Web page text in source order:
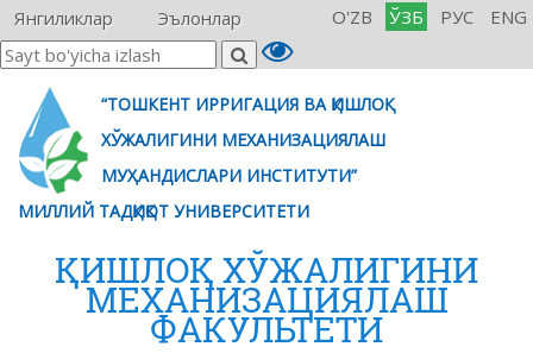
Янгиликлар Эълонлар O'ZB ЎЗБ РУС ENG
“ТОШКЕНТ ИРРИГАЦИЯ ВА ҚИШЛОҚ
ХЎЖАЛИГИНИ МЕХАНИЗАЦИЯЛАШ
МУҲАНДИСЛАРИ ИНСТИТУТИ”
МИЛЛИЙ ТАДҚИҚОТ УНИВЕРСИТЕТИ
ҚИШЛОҚ ХЎЖАЛИГИНИ
МЕХАНИЗАЦИЯЛАШ
ФАКУЛЬТЕТИ